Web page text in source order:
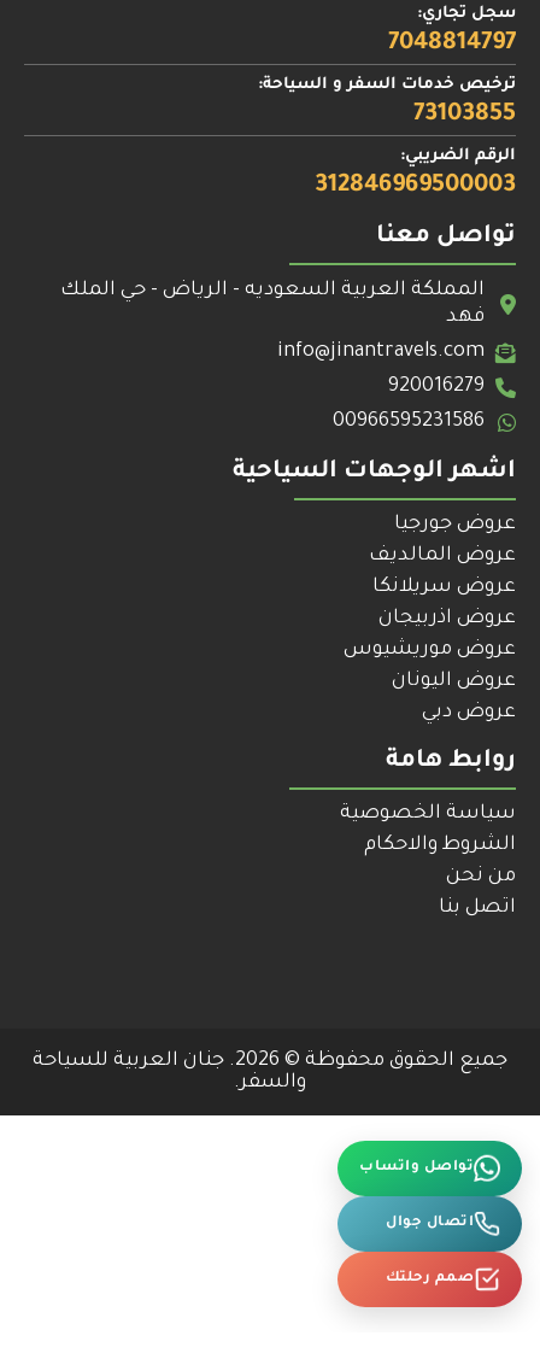
سجل تجاري:
7048814797
ترخيص خدمات السفر و السياحة:
73103855
الرقم الضريبي:
312846969500003
تواصل معنا
المملكة العربية السعوديه - الرياض - حي الملك
فهد
info@jinantravels.com
920016279
00966595231586
اشهر الوجهات السياحية
عروض جورجيا
عروض المالديف
عروض سريلانكا
عروض اذربيجان
عروض موريشيوس
عروض اليونان
عروض دبي
روابط هامة
سياسة الخصوصية
الشروط والاحكام
من نحن
اتصل بنا
جميع الحقوق محفوظة © 2026. جنان العربية للسياحة
والسفر.
تواصل واتساب
اتصال جوال
صمم رحلتك